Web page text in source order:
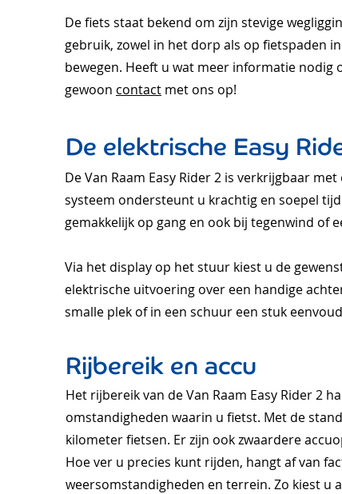
De fiets staat bekend om zijn stevige
gebruik, zowel in het dorp als op fietspaden
bewegen. Heeft u wat meer informatie nodig
gewoon contact met ons op!
De elektrische Easy
De Van Raam Easy Rider 2 is verkrijgbaar
systeem ondersteunt u krachtig en soepel
gemakkelijk op gang en ook bij tegenwind
Via het display op het stuur kiest u de
elektrische uitvoering over een handige
smalle plek of in een schuur een stuk
Rijbereik en accu
Het rijbereik van de Van Raam Easy Rider 2
omstandigheden waarin u fietst. Met de
kilometer fietsen. Er zijn ook zwaardere
Hoe ver u precies kunt rijden, hangt af van
weersomstandigheden en terrein. Zo kiest u